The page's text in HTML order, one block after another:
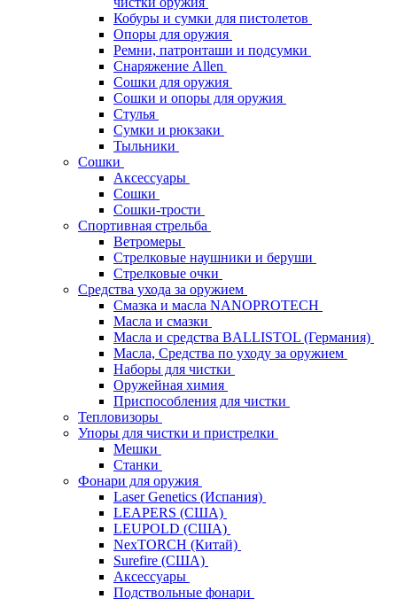
Кобуры и сумки для пистолетов
Опоры для оружия
Ремни, патронташи и подсумки
Снаряжение Allen
Сошки для оружия
Сошки и опоры для оружия
Стулья
Сумки и рюкзаки
Тыльники
Сошки
Аксессуары
Сошки
Сошки-трости
Спортивная стрельба
Ветромеры
Стрелковые наушники и беруши
Стрелковые очки
Средства ухода за оружием
Смазка и масла NANOPROTECH
Масла и смазки
Масла и средства BALLISTOL (Германия)
Масла, Средства по уходу за оружием
Наборы для чистки
Оружейная химия
Приспособления для чистки
Тепловизоры
Упоры для чистки и пристрелки
Мешки
Станки
Фонари для оружия
Laser Genetics (Испания)
LEAPERS (США)
LEUPOLD (США)
NexTORCH (Китай)
Surefire (США)
Аксессуары
Подствольные фонари